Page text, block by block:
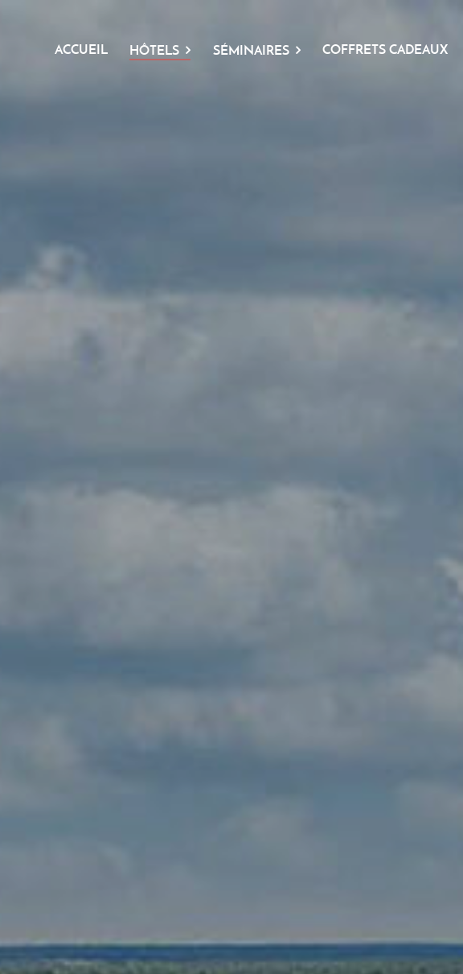
ACCUEIL HÔTELS SÉMINAIRES COFFRETS CADEAUX